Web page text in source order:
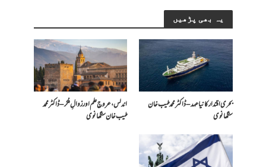
یہ بھی پڑھیں
بحری اقتدار کا نیا عہد – ڈاکٹر محمد طیب خان
سنگھانوی
اندلس، عروجِ علم اور زوالِ فکر – ڈاکٹر محمد
طیب خان سنگھانوی